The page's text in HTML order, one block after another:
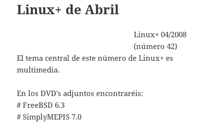
Linux+ de Abril
Linux+ 04/2008
(número 42)
El tema central de este número de Linux+ es
multimedia.
En los DVD’s adjuntos encontraréis:
# FreeBSD 6.3
# SimplyMEPIS 7.0